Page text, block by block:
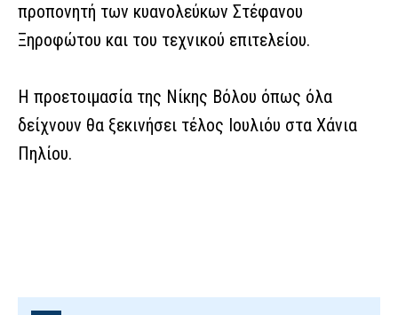
προπονητή των κυανολεύκων Στέφανου
Ξηροφώτου και του τεχνικού επιτελείου.
Η προετοιμασία της Νίκης Βόλου όπως όλα
δείχνουν θα ξεκινήσει τέλος Ιουλιόυ στα Χάνια
Πηλίου.